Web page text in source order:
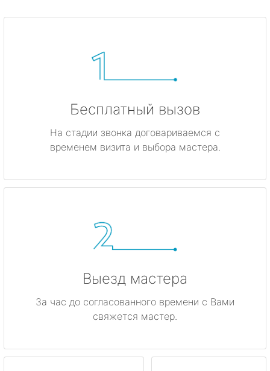
Бесплатный вызов
На стадии звонка договариваемся с
временем визита и выбора мастера.
Выезд мастера
За час до согласованного времени с Вами
свяжется мастер.